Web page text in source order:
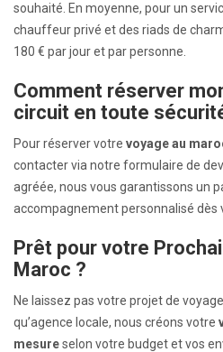
souhaité. En moyenne, pour un
chauffeur privé et des riads de
180 € par jour et par personne.
Comment réserver
circuit en toute
Pour réserver votre voyage au
contacter via notre formulaire de
agréée, nous vous garantissons un
accompagnement personnalisé dès
Prêt pour votre
Maroc ?
Ne laissez pas votre projet de
qu’agence locale, nous créons votre
mesureselon votre budget et vos